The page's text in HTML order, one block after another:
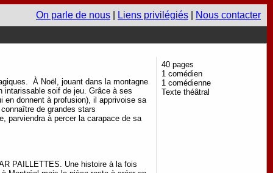
On parle de nous Liens privilégiés Nous contacter
À Noël, jouant dans la montagne
intarissable soif de jeu. Grâce à ses
donnent à profusion), il apprivoise sa
de grandes stars
parviendra à percer la carapace de sa
PAILLETTES. Une histoire à la fois
40 pages
1 comédien
1 comédienne
Texte théâtral